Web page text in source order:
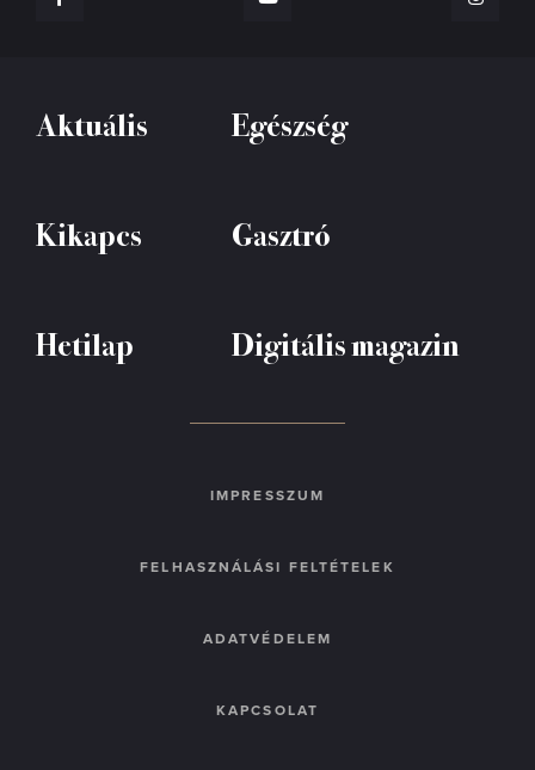
Aktuális Egészség
Kikapcs Gasztró
Hetilap Digitális magazin
IMPRESSZUM
FELHASZNÁLÁSI FELTÉTELEK
ADATVÉDELEM
KAPCSOLAT